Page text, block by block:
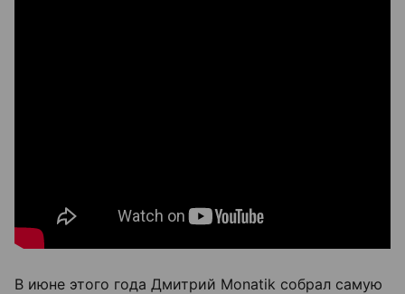
В июне этого года Дмитрий Monatik собрал самую